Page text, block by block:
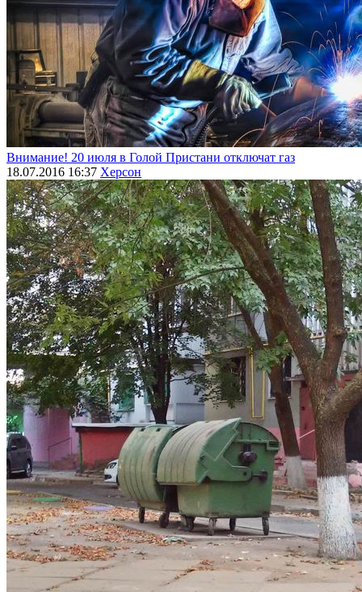
Внимание! 20 июля в Голой Пристани отключат газ
18.07.2016 16:37 Херсон